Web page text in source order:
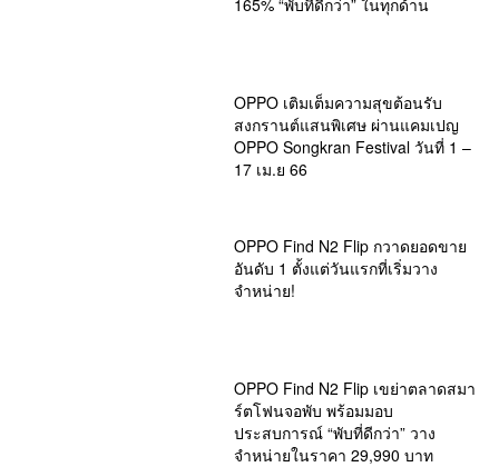
OPPO เติมเต็มความสุขต้อนรับ
สงกรานต์แสนพิเศษ ผ่านแคมเปญ
OPPO Songkran Festival วันที่ 1 –
17 เม.ย 66
OPPO Find N2 Flip กวาดยอดขาย
อันดับ 1 ตั้งแต่วันแรกที่เริ่มวาง
จำหน่าย!
OPPO Find N2 Flip เขย่าตลาดสมา
ร์ตโฟนจอพับ พร้อมมอบ
ประสบการณ์ “พับที่ดีกว่า” วาง
จำหน่ายในราคา 29,990 บาท